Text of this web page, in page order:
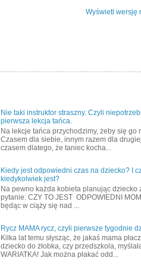
Wyświetl wersję
Nie taki instruktor straszny. Czyli
pierwsza lekcja tańca.
Na lekcje tańca przychodzimy, żeby się go
Czasem dla siebie, innym razem dla
czasem dlatego, że taniec kocha...
Kiedy jest odpowiedni czas na dziecko? I
kiedykolwiek jest?
Na pewno każda kobieta planując dziecko
pytanie: CZY TO JEST ODPOWIEDNI
będąc w ciąży się nad ...
Rycz MAMA rycz, czyli pierwsze tygodnie
Kilka lat temu słysząc, że jakaś mama
dziecko do żłobka, czy przedszkola,
WARIATKA! Jak można płakać odd...